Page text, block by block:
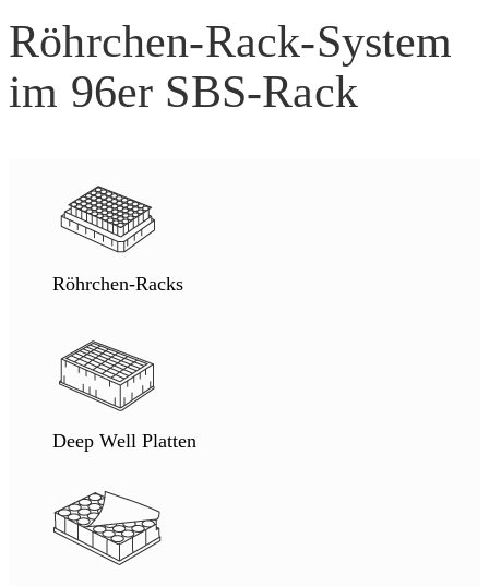
Röhrchen-Rack-System
im 96er SBS-Rack
Röhrchen-Racks
Deep Well Platten